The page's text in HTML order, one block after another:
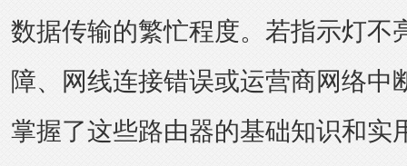
数据传输的繁忙程度。若指示灯不
障、网线连接错误或运营商网络中
掌握了这些路由器的基础知识和实